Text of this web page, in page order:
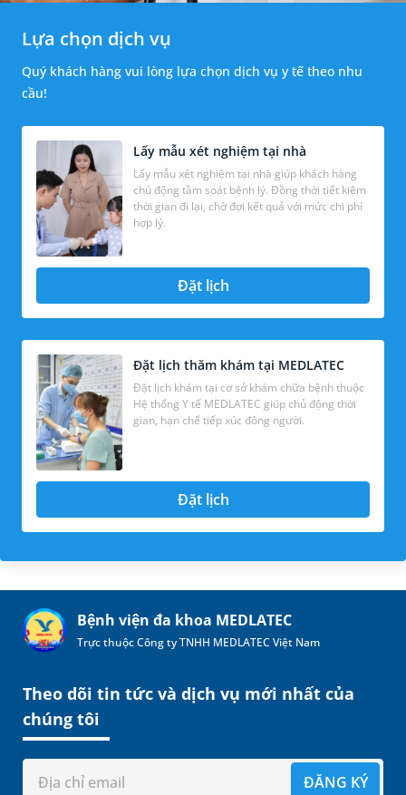
Lựa chọn dịch vụ
Quý khách hàng vui lòng lựa chọn dịch vụ y tế theo nhu
cầu!
Lấy mẫu xét nghiệm tại nhà
Lấy mẫu xét nghiệm tại nhà giúp khách hàng
chủ động tầm soát bệnh lý. Đồng thời tiết kiệm
thời gian đi lại, chờ đợi kết quả với mức chi phí
hợp lý.
Đặt lịch
Đặt lịch thăm khám tại MEDLATEC
Đặt lịch khám tại cơ sở khám chữa bệnh thuộc
Hệ thống Y tế MEDLATEC giúp chủ động thời
gian, hạn chế tiếp xúc đông người.
Đặt lịch
Bệnh viện đa khoa MEDLATEC
Trực thuộc Công ty TNHH MEDLATEC Việt Nam
Theo dõi tin tức và dịch vụ mới nhất của
chúng tôi
ĐĂNG KÝ